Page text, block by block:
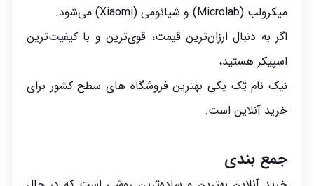
میکرولب (Microlab) و شیائومی (Xiaomi) می‌شود.
اگر به دنبال ارزان‌ترین قیمت، قوی‌ترین و با کیفیت‌ترین
اسپیکر هستید،
نیک نام تِک یکی بهترین فروشگاه های سطح کشور برای
خرید آنلاین است.
جمع بندی